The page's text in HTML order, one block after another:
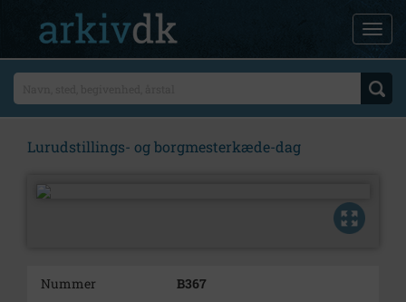
Lurudstillings- og borgmesterkæde-dag
Nummer
B367